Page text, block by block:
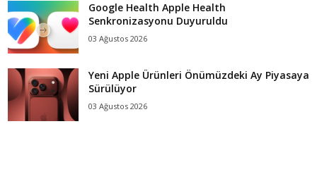
Google Health Apple Health
Senkronizasyonu Duyuruldu
03 Ağustos 2026
Yeni Apple Ürünleri Önümüzdeki Ay Piyasaya
Sürülüyor
03 Ağustos 2026